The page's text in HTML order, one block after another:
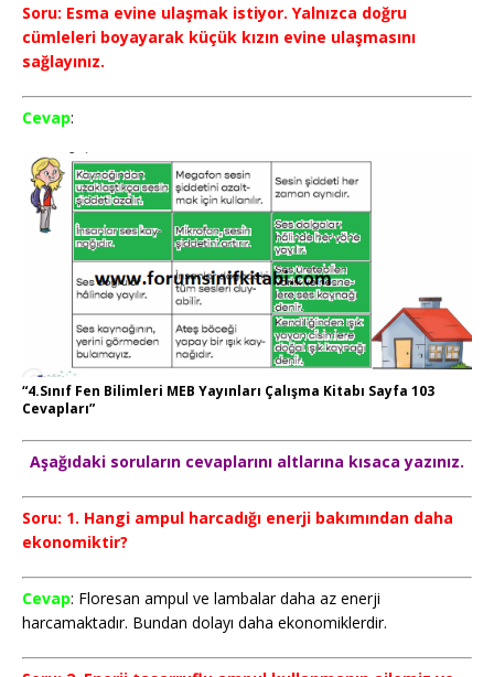
Soru: Esma evine ulaşmak istiyor. Yalnızca doğru
cümleleri boyayarak küçük kızın evine ulaş­masını
sağlayınız.
Cevap:
“4.Sınıf Fen Bilimleri MEB Yayınları Çalışma Kitabı Sayfa 103
Cevapları”
Aşağıdaki soruların cevaplarını altlarına kısaca yazınız.
Soru: 1. Hangi ampul harcadığı enerji bakımından daha
ekonomiktir?
Cevap: Floresan ampul ve lambalar daha az enerji
harcamaktadır. Bundan dolayı daha ekonomiklerdir.